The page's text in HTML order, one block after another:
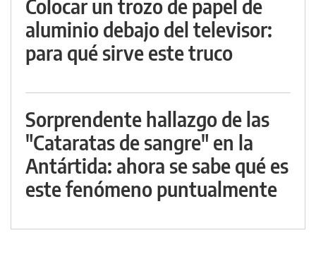
Colocar un trozo de papel de
aluminio debajo del televisor:
para qué sirve este truco
Sorprendente hallazgo de las
"Cataratas de sangre" en la
Antártida: ahora se sabe qué es
este fenómeno puntualmente